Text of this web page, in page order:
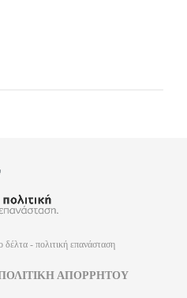
- πολιτική επανάσταση
ΑΠΟΡΡΗΤΟΥ